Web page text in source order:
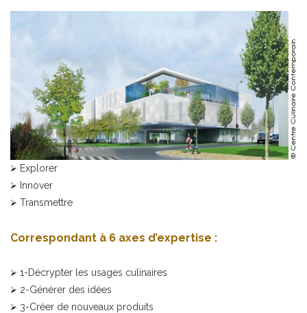
Explorer
Innover
Transmettre
Correspondant à 6 axes d’expertise :
1-Décrypter les usages culinaires
2-Générer des idées
3-Créer de nouveaux produits